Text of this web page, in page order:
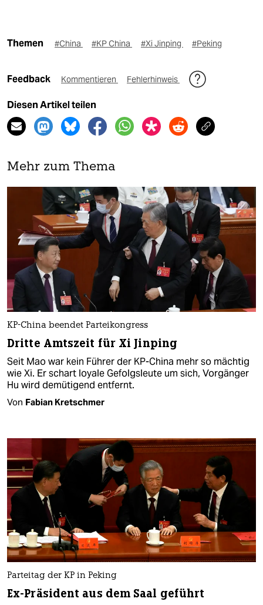
Themen #China #KP China #Xi Jinping #Peking
Feedback Kommentieren Fehlerhinweis
Diesen Artikel teilen
Mehr zum Thema
KP-China beendet Parteikongress
Dritte Amtszeit für Xi Jinping
Seit Mao war kein Führer der KP-China mehr so mächtig
wie Xi. Er schart loyale Gefolgsleute um sich, Vorgänger
Hu wird demütigend entfernt.
Von Fabian Kretschmer
Parteitag der KP in Peking
Ex-Präsident aus dem Saal geführt